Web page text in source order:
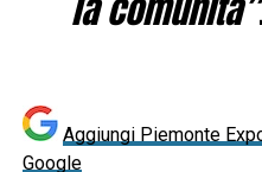
Aggiungi Piemonte
Google